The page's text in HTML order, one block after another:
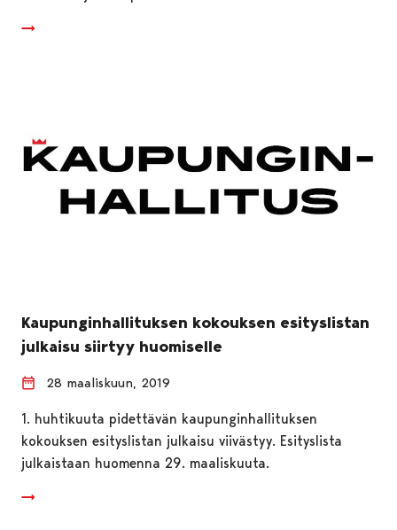
Kaupunginhallituksen kokouksen esityslistan
julkaisu siirtyy huomiselle
28 maaliskuun, 2019
1. huhtikuuta pidettävän kaupunginhallituksen
kokouksen esityslistan julkaisu viivästyy. Esityslista
julkaistaan huomenna 29. maaliskuuta.